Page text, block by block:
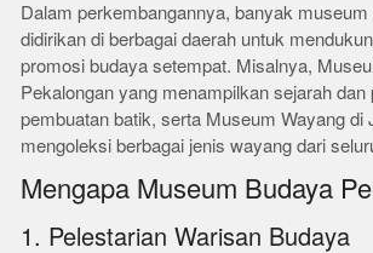
Dalam perkembangannya, banyak
didirikan di berbagai daerah untuk
promosi budaya setempat. Misalnya,
Pekalongan yang menampilkan sejarah dan
pembuatan batik, serta Museum Wayang di
mengoleksi berbagai jenis wayang dari
Mengapa Museum Budaya
1. Pelestarian Warisan Budaya